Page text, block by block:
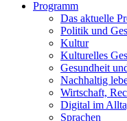
Programm
Das aktuelle
Politik und
Kultur
Kulturelles
Gesundheit
Nachhaltig
Wirtschaft,
Digital im
Sprachen